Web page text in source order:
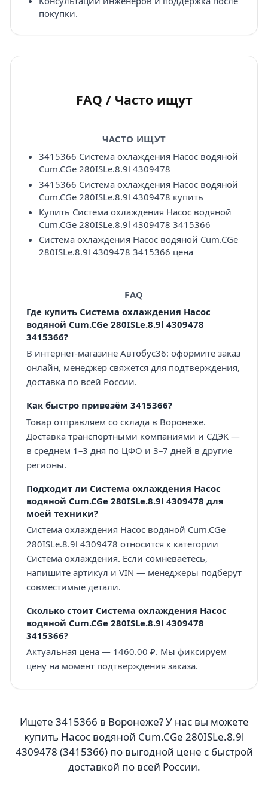
покупки.
FAQ / Часто ищут
ЧАСТО ИЩУТ
3415366 Система охлаждения Насос водяной
Cum.CGe 280ISLe.8.9l 4309478
3415366 Система охлаждения Насос водяной
Cum.CGe 280ISLe.8.9l 4309478 купить
Купить Система охлаждения Насос водяной
Cum.CGe 280ISLe.8.9l 4309478 3415366
Система охлаждения Насос водяной Cum.CGe
280ISLe.8.9l 4309478 3415366 цена
FAQ
Где купить Система охлаждения Насос
водяной Cum.CGe 280ISLe.8.9l 4309478
3415366?
В интернет-магазине Автобус36: оформите заказ
онлайн, менеджер свяжется для подтверждения,
доставка по всей России.
Как быстро привезём 3415366?
Товар отправляем со склада в Воронеже.
Доставка транспортными компаниями и СДЭК —
в среднем 1–3 дня по ЦФО и 3–7 дней в другие
регионы.
Подходит ли Система охлаждения Насос
водяной Cum.CGe 280ISLe.8.9l 4309478 для
моей техники?
Система охлаждения Насос водяной Cum.CGe
280ISLe.8.9l 4309478 относится к категории
Система охлаждения. Если сомневаетесь,
напишите артикул и VIN — менеджеры подберут
совместимые детали.
Сколько стоит Система охлаждения Насос
водяной Cum.CGe 280ISLe.8.9l 4309478
3415366?
Актуальная цена — 1460.00 ₽. Мы фиксируем
цену на момент подтверждения заказа.
Ищете 3415366 в Воронеже? У нас вы можете
купить Насос водяной Cum.CGe 280ISLe.8.9l
4309478 (3415366) по выгодной цене с быстрой
доставкой по всей России.